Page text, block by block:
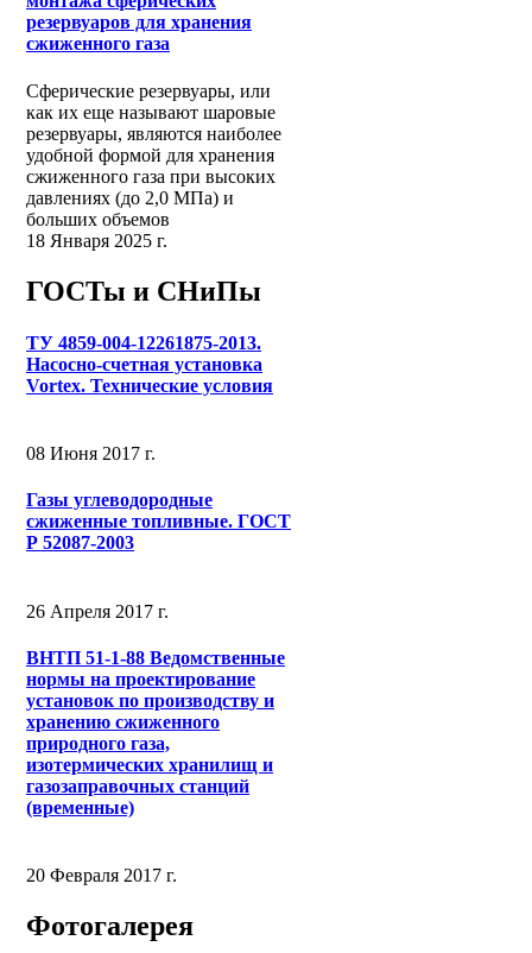
резервуаров для хранения
сжиженного газа
Сферические резервуары, или
как их еще называют шаровые
резервуары, являются наиболее
удобной формой для хранения
сжиженного газа при высоких
давлениях (до 2,0 МПа) и
больших объемов
18 Января 2025 г.
ГОСТы и СНиПы
ТУ 4859-004-12261875-2013.
Насосно-счетная установка
Vortex. Технические условия
08 Июня 2017 г.
Газы углеводородные
сжиженные топливные. ГОСТ
Р 52087-2003
26 Апреля 2017 г.
ВНТП 51-1-88 Ведомственные
нормы на проектирование
установок по производству и
хранению сжиженного
природного газа,
изотермических хранилищ и
газозаправочных станций
(временные)
20 Февраля 2017 г.
Фотогалерея